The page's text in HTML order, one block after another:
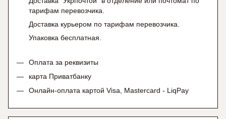
тарифам перевозчика.
Доставка курьером по тарифам перевозчика.
Упаковка бесплатная.
Оплата за реквизиты
карта Приватбанку
Онлайн-оплата картой Visa, Mastercard - LiqPay